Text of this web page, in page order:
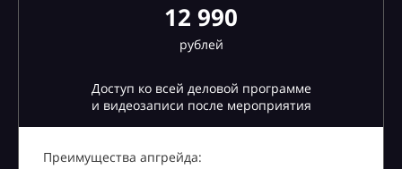
12 990
рублей
Доступ ко всей деловой программе
и видеозаписи после мероприятия
Преимущества апгрейда: